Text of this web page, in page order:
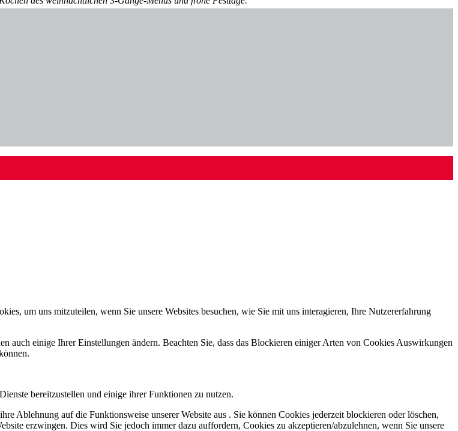
um uns mitzuteilen, wenn Sie unsere Websites besuchen, wie Sie mit uns interagieren, Ihre Nutzererfahrung
auch einige Ihrer Einstellungen ändern. Beachten Sie, dass das Blockieren einiger Arten von Cookies Auswirkungen
bereitzustellen und einige ihrer Funktionen zu nutzen.
Ablehnung auf die Funktionsweise unserer Website aus . Sie können Cookies jederzeit blockieren oder löschen,
erzwingen. Dies wird Sie jedoch immer dazu auffordern, Cookies zu akzeptieren/abzulehnen, wenn Sie unsere